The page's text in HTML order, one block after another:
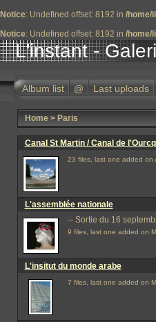
Notice: Undefined offset: 8192 in /home/
Notice: Undefined offset: 8192 in /home/
L'instant -
Album list @ Last uploads
Home> Paris
Canal St Martin / Canal de l'Ourcq
23 files, last one added on
L'assemblée nationale
-- Sortie du 16
9 files, last one added on
L'insitut du monde arabe
7 files, last one added on